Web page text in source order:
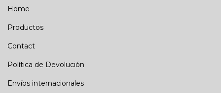
Home
Productos
Contact
Política de Devolución
Envíos internacionales